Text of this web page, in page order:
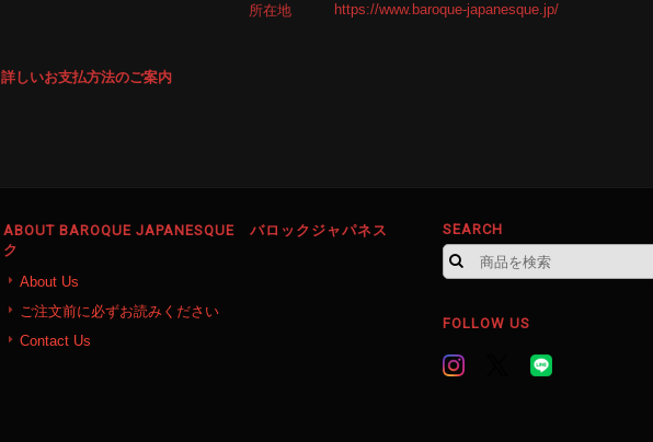
詳しいお支払方法のご案内
所在地 https://www.baroque-japanesque.jp/
ABOUT BAROQUE JAPANESQUE バロックジャパネス
ク
About Us
ご注文前に必ずお読みください
Contact Us
SEARCH
FOLLOW US